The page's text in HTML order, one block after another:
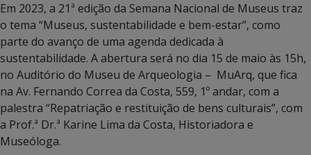
Em 2023, a 21ª edição da Semana Nacional de Museus traz
o tema “Museus, sustentabilidade e bem-estar”, como
parte do avanço de uma agenda dedicada à
sustentabilidade. A abertura será no dia 15 de maio às 15h,
no Auditório do Museu de Arqueologia – MuArq, que fica
na Av. Fernando Correa da Costa, 559, 1º andar, com a
palestra “Repatriação e restituição de bens culturais”, com
a Prof.ª Dr.ª Karine Lima da Costa, Historiadora e
Museóloga.